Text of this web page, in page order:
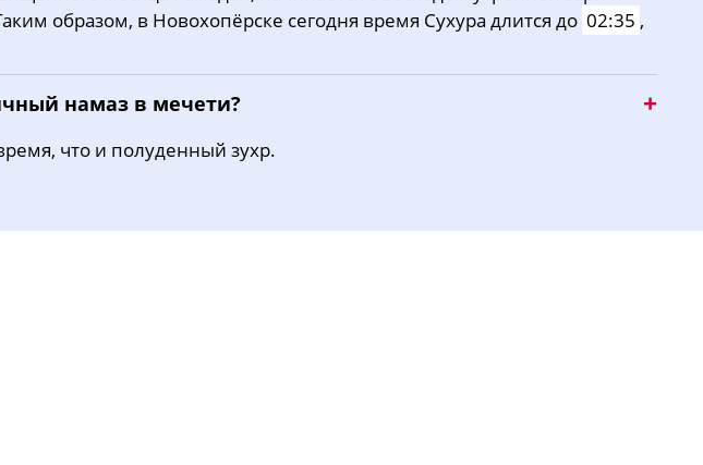
15:58 19:02 20:42
образом, в Новохопёрске сегодня время Сухура длится до 02:35 ,
намаз в мечети?
что и полуденный зухр.